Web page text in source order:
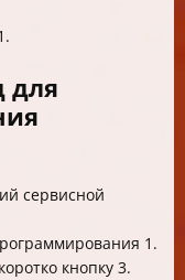
для
сервисной
1.
кнопку 3.